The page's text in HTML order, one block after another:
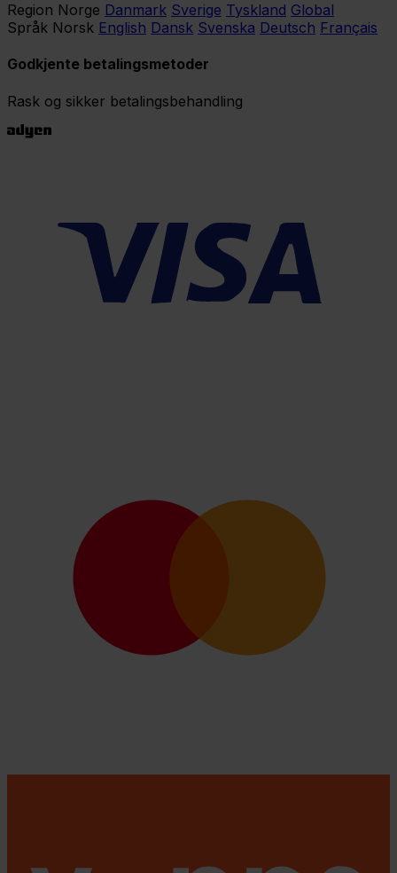
Region Norge Danmark Sverige Tyskland Global
Språk Norsk English Dansk Svenska Deutsch Français
Godkjente betalingsmetoder
Rask og sikker betalingsbehandling